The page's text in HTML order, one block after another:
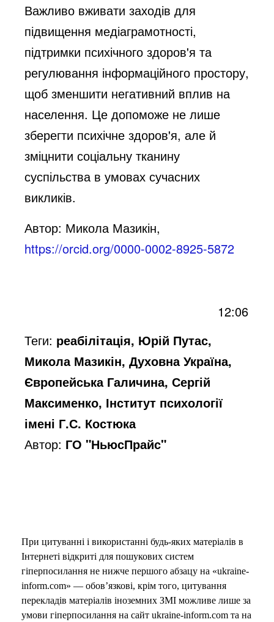
Важливо вживати заходів для
підвищення медіаграмотності,
підтримки психічного здоров'я та
регулювання інформаційного простору,
щоб зменшити негативний вплив на
населення. Це допоможе не лише
зберегти психічне здоров'я, але й
зміцнити соціальну тканину
суспільства в умовах сучасних
викликів.
Автор: Микола Мазикін,
https://orcid.org/0000-0002-8925-5872
12:06
Теги: реабілітація, Юрій Путас,
Микола Мазикін, Духовна Україна,
Європейська Галичина, Сергій
Максименко, Інститут психології
імені Г.С. Костюка
Автор: ГО "НьюсПрайс"
При цитуванні і використанні будь-яких матеріалів в
Інтернеті відкриті для пошукових систем
гіперпосилання не нижче першого абзацу на «ukraine-
inform.com» — обов’язкові, крім того, цитування
перекладів матеріалів іноземних ЗМІ можливе лише за
умови гіперпосилання на сайт ukraine-inform.com та на